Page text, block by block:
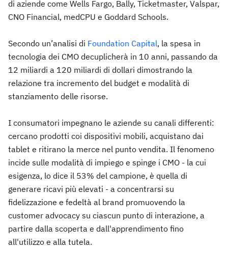
di aziende come Wells Fargo, Bally, Ticketmaster, Valspar,
CNO Financial, medCPU e Goddard Schools.
Secondo un’analisi di Foundation Capital, la spesa in
tecnologia dei CMO decuplicherà in 10 anni, passando da
12 miliardi a 120 miliardi di dollari dimostrando la
relazione tra incremento del budget e modalità di
stanziamento delle risorse.
I consumatori impegnano le aziende su canali differenti:
cercano prodotti coi dispositivi mobili, acquistano dai
tablet e ritirano la merce nel punto vendita. Il fenomeno
incide sulle modalità di impiego e spinge i CMO - la cui
esigenza, lo dice il 53% del campione, è quella di
generare ricavi più elevati - a concentrarsi su
fidelizzazione e fedeltà al brand promuovendo la
customer advocacy su ciascun punto di interazione, a
partire dalla scoperta e dall'apprendimento fino
all'utilizzo e alla tutela.